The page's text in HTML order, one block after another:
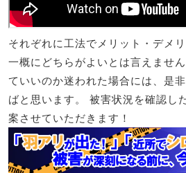
それぞれに工法でメリット・デメ
一概にどちらがよいとは言えませ
ていいのか迷われた場合には、是
ばと思います。 被害状況を確認し
案させていただきます！